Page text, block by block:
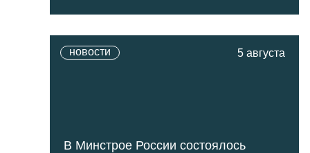
новости 5 августа
В Минстрое России состоялось